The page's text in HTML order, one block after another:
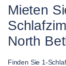
Mieten
North
Finden Sie 1-